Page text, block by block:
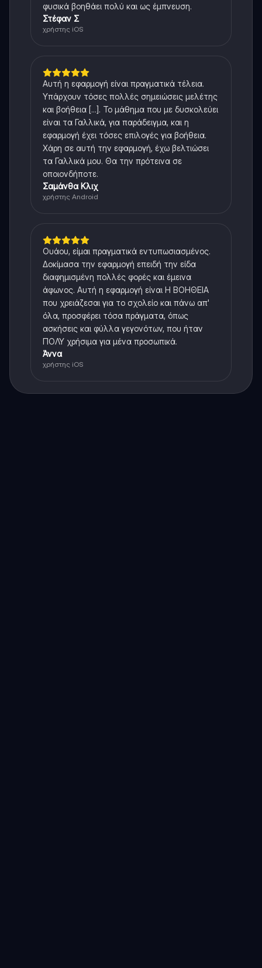
φυσικά βοηθάει πολύ και ως έμπνευση.
Στέφαν Σ
χρήστης iOS
Αυτή η εφαρμογή είναι πραγματικά τέλεια.
Υπάρχουν τόσες πολλές σημειώσεις μελέτης
και βοήθεια [...]. Το μάθημα που με δυσκολεύει
είναι τα Γαλλικά, για παράδειγμα, και η
εφαρμογή έχει τόσες επιλογές για βοήθεια.
Χάρη σε αυτή την εφαρμογή, έχω βελτιώσει
τα Γαλλικά μου. Θα την πρότεινα σε
οποιονδήποτε.
Σαμάνθα Κλιχ
χρήστης Android
Ουάου, είμαι πραγματικά εντυπωσιασμένος.
Δοκίμασα την εφαρμογή επειδή την είδα
διαφημισμένη πολλές φορές και έμεινα
άφωνος. Αυτή η εφαρμογή είναι Η ΒΟΗΘΕΙΑ
που χρειάζεσαι για το σχολείο και πάνω απ'
όλα, προσφέρει τόσα πράγματα, όπως
ασκήσεις και φύλλα γεγονότων, που ήταν
ΠΟΛΥ χρήσιμα για μένα προσωπικά.
Άννα
χρήστης iOS